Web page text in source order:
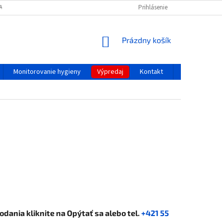
A OCHRANY OSOBNÝCH ÚDAJOV REKLAMAČNÝ PORIADOK
Prihlásenie
NÁKUPNÝ
Prázdny košík
Monitorovanie hygieny Výpredaj Kontakt
kliknite naOpýtať saalebo tel. +421 55